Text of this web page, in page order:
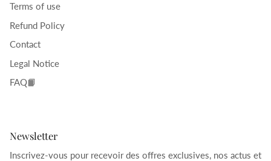
Terms of use
Refund Policy
Contact
Legal Notice
FAQ📙
Newsletter
Inscrivez-vous pour recevoir des offres exclusives, nos actus et